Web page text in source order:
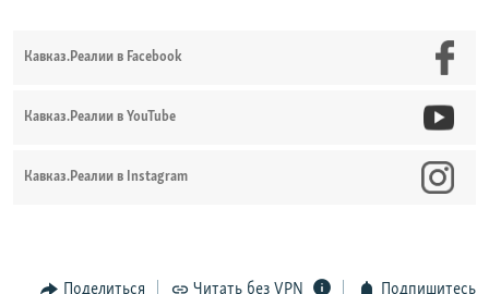
Кавказ.Реалии в Facebook
Кавказ.Реалии в YouTube
Кавказ.Реалии в Instagram
Поделиться Читать без VPN Подпишитесь